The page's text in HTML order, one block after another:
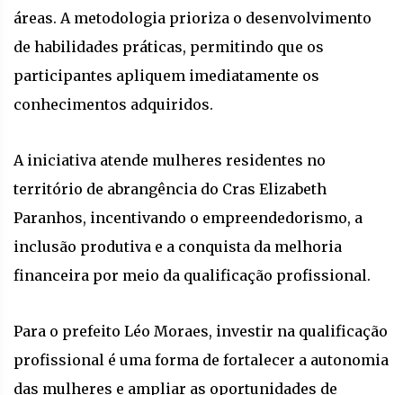
áreas. A metodologia prioriza o desenvolvimento
de habilidades práticas, permitindo que os
participantes apliquem imediatamente os
conhecimentos adquiridos.
A iniciativa atende mulheres residentes no
território de abrangência do Cras Elizabeth
Paranhos, incentivando o empreendedorismo, a
inclusão produtiva e a conquista da melhoria
financeira por meio da qualificação profissional.
Para o prefeito Léo Moraes, investir na qualificação
profissional é uma forma de fortalecer a autonomia
das mulheres e ampliar as oportunidades de